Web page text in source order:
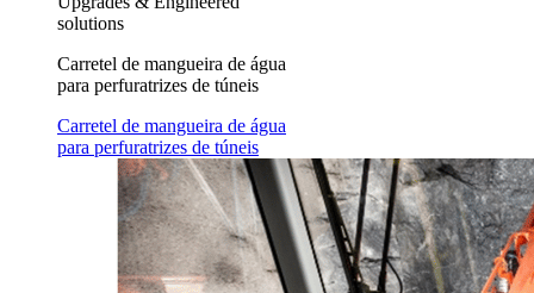
solutions
Carretel de mangueira de água
para perfuratrizes de túneis
Carretel de mangueira de água
para perfuratrizes de túneis